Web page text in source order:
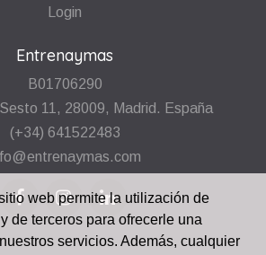
Login
Entrenaymas
B01706290
11, 28009, Madrid. España
(+34) 641522483
web permite la utilización de
de terceros para ofrecerle una
servicios. Además, cualquier